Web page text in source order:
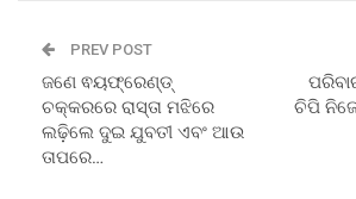
PREV POST
ଜଣେ ଵୟଫ୍ରେଣ୍ଡ୍
ଚକ୍କରରେ ରାସ୍ତା ମଝିରେ
ଲଢ଼ିଲେ ଦୁଇ ଯୁବତୀ ଏବଂ ଆଉ
ତାପରେ…
ଚିପି